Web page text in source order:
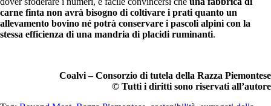
carne finta non avrà bisogno di coltivare i prati quanto un
allevamento bovino né potrà conservare i pascoli alpini con la
stessa efficienza di una mandria di placidi ruminanti.
Coalvi – Consorzio di tutela della Razza Piemontese
© Tutti i diritti sono riservati all’autore